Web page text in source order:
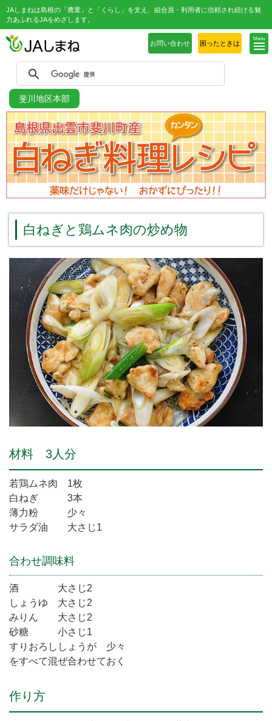
JAしまねは島根の「農業」と「くらし」を支え、組合員・利用者に信頼され続ける魅
力あふれるJAをめざします。
Menu
お問い合わせ 困ったときは
斐川地区本部
白ねぎと鶏ムネ肉の炒め物
材料 3人分
若鶏ムネ肉 1枚
白ねぎ 3本
薄力粉 少々
サラダ油 大さじ1
合わせ調味料
酒 大さじ2
しょうゆ 大さじ2
みりん 大さじ2
砂糖 小さじ1
すりおろししょうが 少々
をすべて混ぜ合わせておく
作り方